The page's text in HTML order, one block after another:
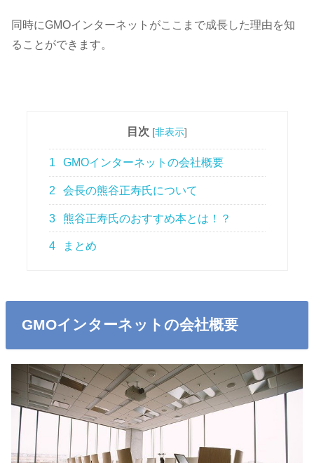
同時にGMOインターネットがここまで成長した理由を知
ることができます。
目次 [非表示]
1 GMOインターネットの会社概要
2 会長の熊谷正寿氏について
3 熊谷正寿氏のおすすめ本とは！？
4 まとめ
GMOインターネットの会社概要